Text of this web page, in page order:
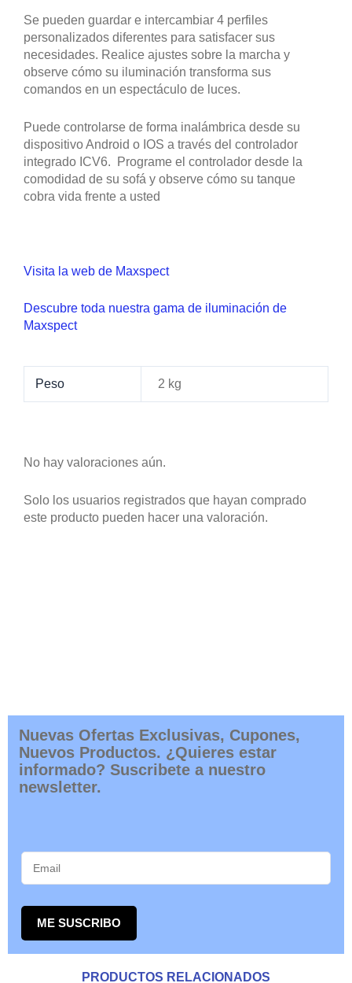
Se pueden guardar e intercambiar 4 perfiles
personalizados diferentes para satisfacer sus
necesidades. Realice ajustes sobre la marcha y
observe cómo su iluminación transforma sus
comandos en un espectáculo de luces.
Puede controlarse de forma inalámbrica desde su
dispositivo Android o IOS a través del controlador
integrado ICV6. Programe el controlador desde la
comodidad de su sofá y observe cómo su tanque
cobra vida frente a usted
Visita la web de Maxspect
Descubre toda nuestra gama de iluminación de
Maxspect
Peso 2 kg
No hay valoraciones aún.
Solo los usuarios registrados que hayan comprado
este producto pueden hacer una valoración.
Nuevas Ofertas Exclusivas, Cupones,
Nuevos Productos. ¿Quieres estar
informado? Suscribete a nuestro
newsletter.
ME SUSCRIBO
PRODUCTOS RELACIONADOS